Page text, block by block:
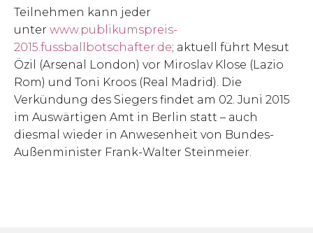
Teilnehmen kann jeder
unter www.publikumspreis-
2015.fussballbotschafter.de; aktuell führt Mesut
Özil (Arsenal London) vor Miroslav Klose (Lazio
Rom) und Toni Kroos (Real Madrid). Die
Verkündung des Siegers findet am 02. Juni 2015
im Auswärtigen Amt in Berlin statt – auch
diesmal wieder in Anwesenheit von Bundes-
Außenminister Frank-Walter Steinmeier.